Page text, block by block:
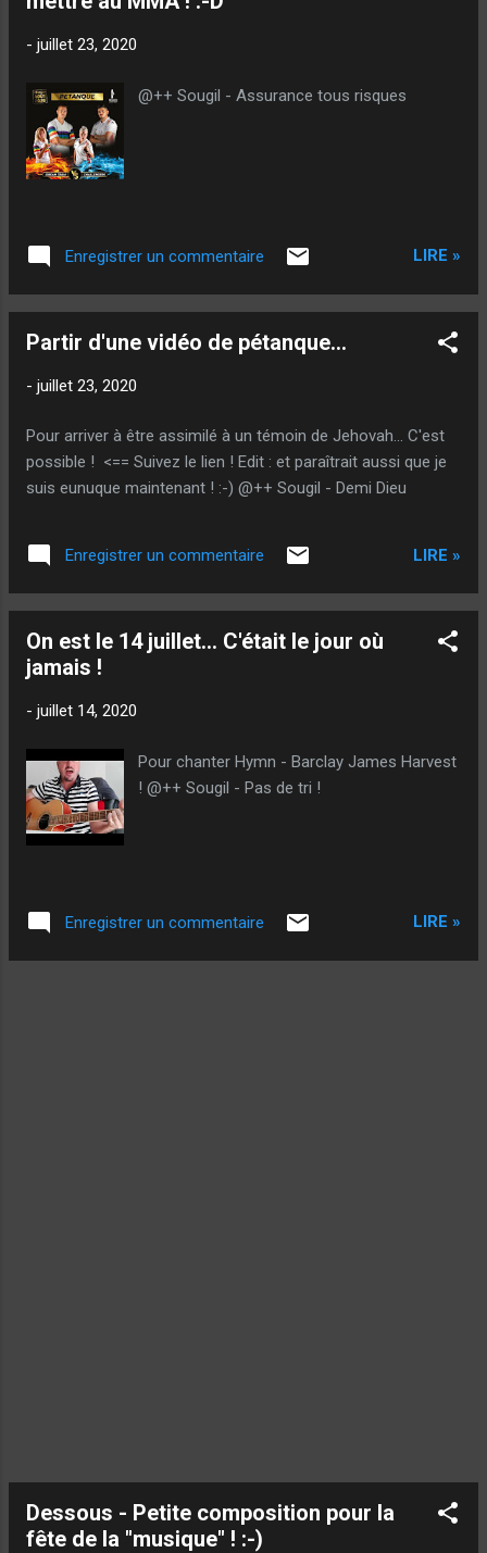
- juillet 23, 2020
@++ Sougil - Assurance tous risques
Enregistrer un commentaire LIRE »
Partir d'une vidéo de pétanque...
- juillet 23, 2020
Pour arriver à être assimilé à un témoin de Jehovah... C'est
possible ! <== Suivez le lien ! Edit : et paraîtrait aussi que je
suis eunuque maintenant ! :-) @++ Sougil - Demi Dieu
Enregistrer un commentaire LIRE »
On est le 14 juillet... C'était le jour où
jamais !
- juillet 14, 2020
Pour chanter Hymn - Barclay James Harvest
! @++ Sougil - Pas de tri !
Enregistrer un commentaire LIRE »
Dessous - Petite composition pour la
fête de la "musique" ! :-)